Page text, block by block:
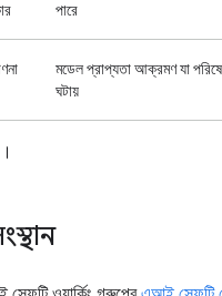
পারে
মডেল প্রাপ্যতা আক্রমণ যা
ঘটায়